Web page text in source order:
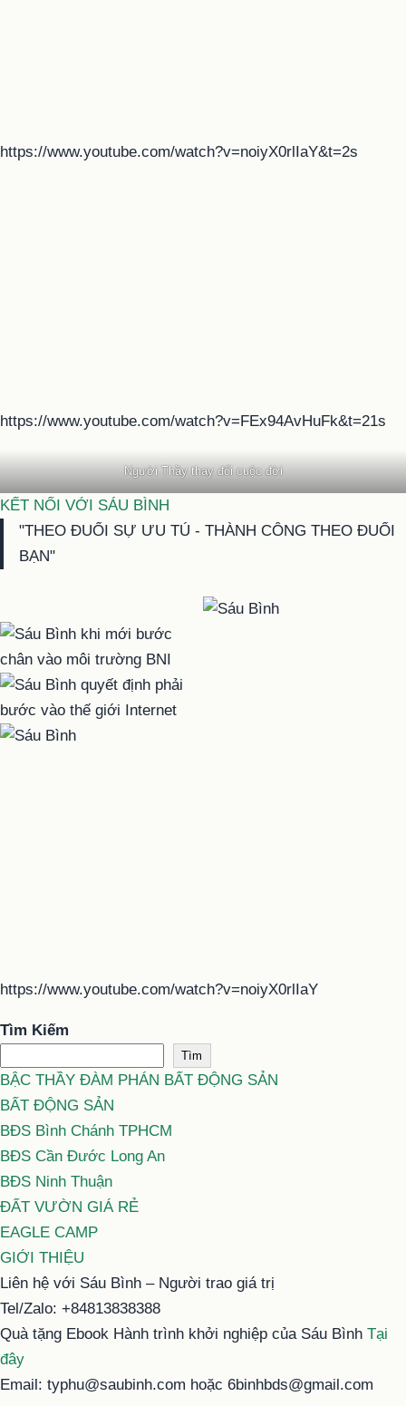
https://www.youtube.com/watch?v=noiyX0rlIaY&t=2s
https://www.youtube.com/watch?v=FEx94AvHuFk&t=21s
Người Thầy thay đổi cuộc đời
KẾT NỐI VỚI SÁU BÌNH
"THEO ĐUỔI SỰ ƯU TÚ - THÀNH CÔNG THEO ĐUỔI
BẠN"
https://www.youtube.com/watch?v=noiyX0rlIaY
Tìm Kiếm
Tìm
BẬC THẦY ĐÀM PHÁN BẤT ĐỘNG SẢN
BẤT ĐỘNG SẢN
BĐS Bình Chánh TPHCM
BĐS Cần Đước Long An
BĐS Ninh Thuận
ĐẤT VƯỜN GIÁ RẺ
EAGLE CAMP
GIỚI THIỆU
Liên hệ với Sáu Bình – Người trao giá trị
Tel/Zalo: +84813838388
Quà tặng Ebook Hành trình khởi nghiệp của Sáu Bình Tại
đây
Email: typhu@saubinh.com hoặc 6binhbds@gmail.com